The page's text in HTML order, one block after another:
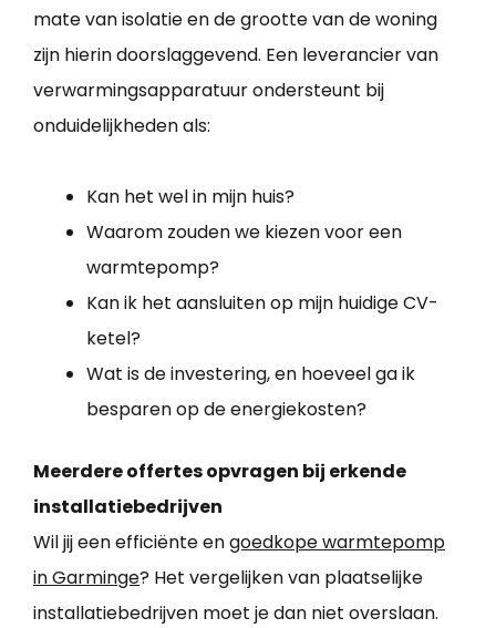
mate van isolatie en de grootte van de woning
zijn hierin doorslaggevend. Een leverancier van
verwarmingsapparatuur ondersteunt bij
onduidelijkheden als:
Kan het wel in mijn huis?
Waarom zouden we kiezen voor een
warmtepomp?
Kan ik het aansluiten op mijn huidige CV-
ketel?
Wat is de investering, en hoeveel ga ik
besparen op de energiekosten?
Meerdere offertes opvragen bij erkende
installatiebedrijven
Wil jij een efficiënte engoedkope warmtepomp
in Garminge? Het vergelijken van plaatselijke
installatiebedrijven moet je dan niet overslaan.